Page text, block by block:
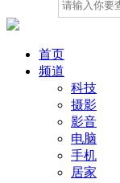
首页
频道
科技
摄影
影音
电脑
手机
居家